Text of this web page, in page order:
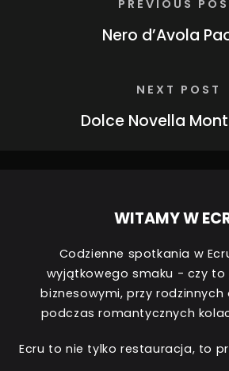
PREVIOUS
Nero d’Avola
NEXT POST
Dolce Novella
WITAMY W
Codzienne spotkania w
wyjątkowego smaku - czy to
biznesowymi, przy
podczas romantycznych
Ecru to nie tylko restauracja, to